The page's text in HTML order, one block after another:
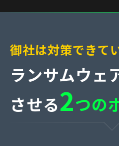
御社は対策できて
ランサムウェ
させる2つの